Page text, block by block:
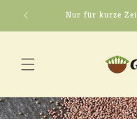
zum
Nur für kurze